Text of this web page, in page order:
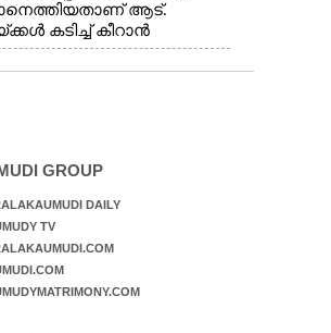
ആട്.
കടിച്ച് കീറാൻ
ആന്തൽ മറന്ന്
ഓട്ടം. എറണാകുളം
GROUP
DAILY
TV